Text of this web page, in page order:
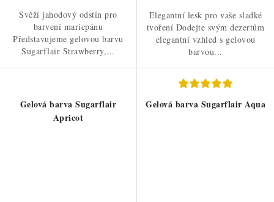
Svěží jahodový odstín pro
barvení maricpánu
Představujeme gelovou barvu
Sugarflair Strawberry,...
Elegantní lesk pro vaše sladké
tvoření Dodejte svým dezertům
elegantní vzhled s gelovou
barvou...
Gelová barva Sugarflair
Apricot
Gelová barva Sugarflair Aqua